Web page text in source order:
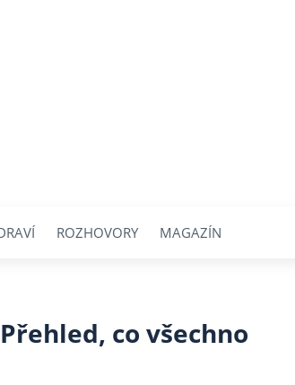
ROZHOVORY MAGAZÍN
co všechno